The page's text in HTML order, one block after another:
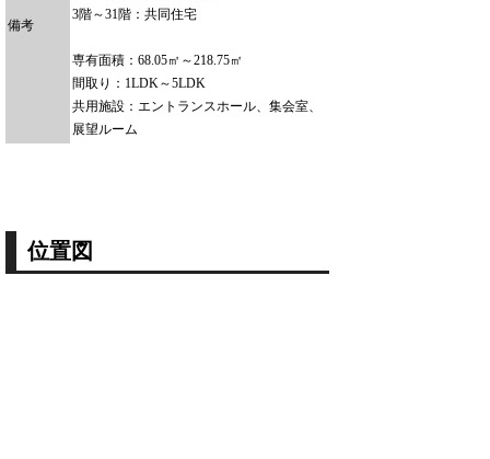
備考
3階～31階：共同住宅
専有面積：68.05㎡～218.75㎡
間取り：1LDK～5LDK
共用施設：エントランスホール、集会室、
展望ルーム
位置図